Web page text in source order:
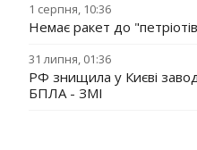
1 серпня, 10:36
Немає ракет до
31 липня, 01:36
РФ знищила у Києві
БПЛА - ЗМІ